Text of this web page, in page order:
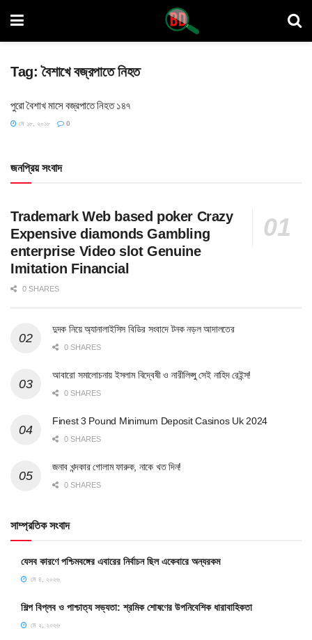
Tag:বৈশাখে বজ্রপাতে নিহত
পুরো বৈশাখ মাসে বজ্রপাতে নিহত ১৪৭
মে ১৮, ২০১৮ 0
জনপ্রিয় সংবাদ
Trademark Web based poker Crazy
Expensive diamonds Gambling
enterprise Video slot Genuine
Imitation Financial
0 SHARES
দুদক নিয়ে অ্যানালাইসিস বিডির সংবাদে টনক নড়ল আদালতের
0 SHARES
আবারো সমালোচনায় ইসলাম বিদ্বেষী ও নারীলিপ্সু সেই নাহিদ রেইন্স!
0 SHARES
Finest 3 Pound Minimum Deposit Casinos Uk 2024
0 SHARES
জনাব খন্দকার গোলাম ফারুক, নাকে খত দিন!
0 SHARES
সাম্প্রতিক সংবাদ
যেসব কারণে পশ্চিমবঙ্গের এবারের নির্বাচন ছিল একেবারে অন্যরকম
মে ৪, ২০২৬
শিল্প বিপ্লব ও পাশ্চাত্য সভ্যতা: শ্রমিক শোষণের উপনিবেশিক ধারাবাহিকতা
মে ২, ২০২৬